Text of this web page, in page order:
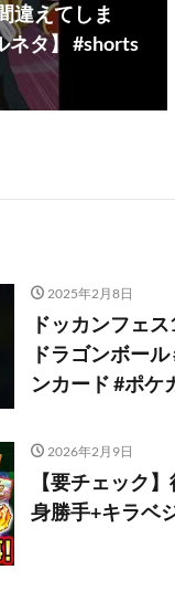
違えてしま
ネタ】 #shorts
2025年2月8日
ドッカンフェ
ドラゴンボー
ンカード #ポケ
2026年2月9日
【要チェック
身勝手+キラベ